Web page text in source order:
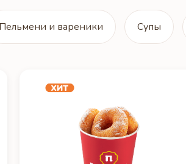
Пельмени и вареники Супы